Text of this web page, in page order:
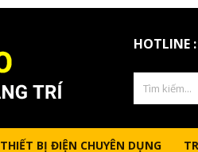
HOTLINE :
THIẾT BỊ ĐIỆN CHUYÊN DỤNG